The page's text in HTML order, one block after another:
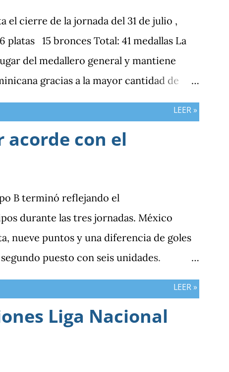
el cierre de la jornada del 31 de julio ,
15 bronces Total: 41 medallas La
del medallero general y mantiene
gracias a la mayor cantidad de
países registran el mismo número de
LEER »
acorde con el
B terminó reflejando el
durante las tres jornadas. México
nueve puntos y una diferencia de goles
puesto con seis unidades.
tres puntos y diferencia de -1, mientras
¿Por qué Guatemala terminó
Porque el equipo solo
LEER »
Liga Nacional